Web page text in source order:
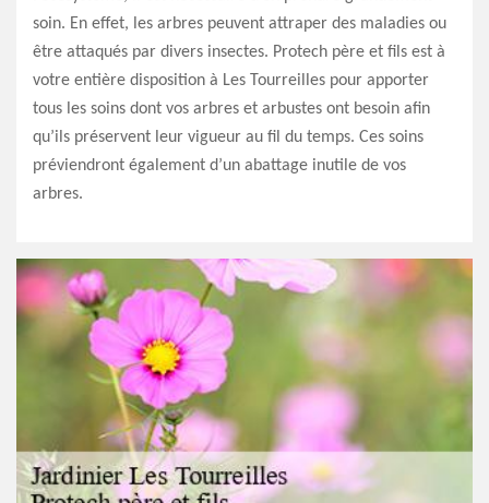
soin. En effet, les arbres peuvent attraper des maladies ou
être attaqués par divers insectes. Protech père et fils est à
votre entière disposition à Les Tourreilles pour apporter
tous les soins dont vos arbres et arbustes ont besoin afin
qu’ils préservent leur vigueur au fil du temps. Ces soins
préviendront également d’un abattage inutile de vos
arbres.